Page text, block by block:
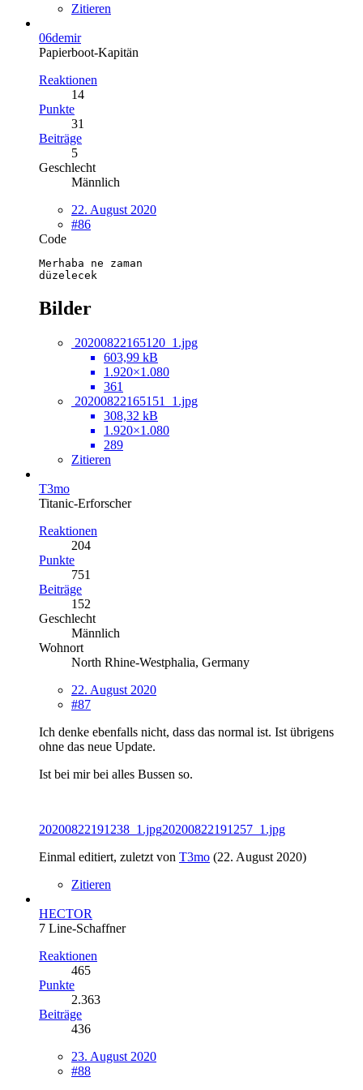
Zitieren
06demir
Papierboot-Kapitän
Reaktionen
14
Punkte
31
Beiträge
5
Geschlecht
Männlich
22. August 2020
#86
Code
düzelecek
Bilder
20200822165120_1.jpg
603,99 kB
1.920×1.080
361
20200822165151_1.jpg
308,32 kB
1.920×1.080
289
Zitieren
T3mo
Titanic-Erforscher
Reaktionen
204
Punkte
751
Beiträge
152
Geschlecht
Männlich
Wohnort
North Rhine-Westphalia, Germany
22. August 2020
#87
Ich denke ebenfalls nicht, dass das normal ist. Ist übrigens
ohne das neue Update.
Ist bei mir bei alles Bussen so.
20200822191238_1.jpg20200822191257_1.jpg
Einmal editiert, zuletzt von T3mo (22. August 2020)
Zitieren
HECTOR
7 Line-Schaffner
Reaktionen
465
Punkte
2.363
Beiträge
436
23. August 2020
#88